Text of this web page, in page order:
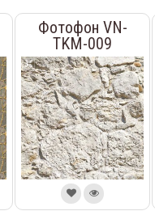
Фотофон VN-
TKM-009